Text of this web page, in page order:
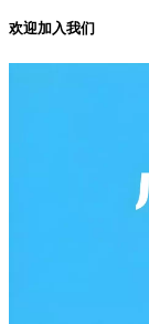
欢迎加入我们